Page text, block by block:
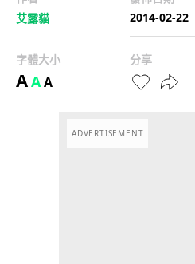
艾露貓
2014-02-22
字體大小
AAA
分享
ADVERTISEMENT